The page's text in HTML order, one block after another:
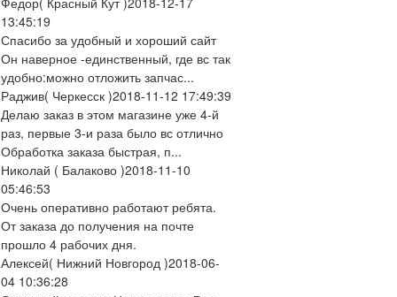
13:45:19
Спасибо за удобный и хороший сайт
Он наверное -единственный, где вс так
удобно:можно отложить запчас...
Раджив( Черкесск )2018-11-12 17:49:39
Делаю заказ в этом магазине уже 4-й
раз, первые 3-и раза было вс отлично
Обработка заказа быстрая, п...
Николай ( Балаково )2018-11-10
05:46:53
Очень оперативно работают ребята.
От заказа до получения на почте
прошло 4 рабочих дня.
Алексей( Нижний Новгород )2018-06-
04 10:36:28